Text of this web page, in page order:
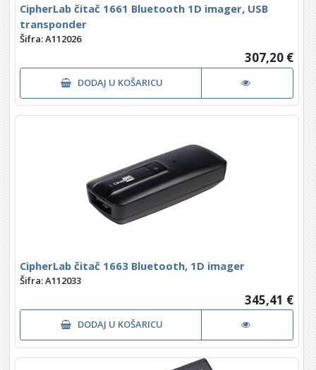
CipherLab čitač 1661 Bluetooth 1D imager, USB
transponder
Šifra: A112026
307,20 €
DODAJ U KOŠARICU
CipherLab čitač 1663 Bluetooth, 1D imager
Šifra: A112033
345,41 €
DODAJ U KOŠARICU